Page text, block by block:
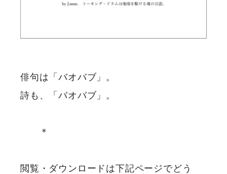
俳句は「バオバブ」。
詩も、「バオバブ」。
＊
閲覧・ダウンロードは下記ページでどう